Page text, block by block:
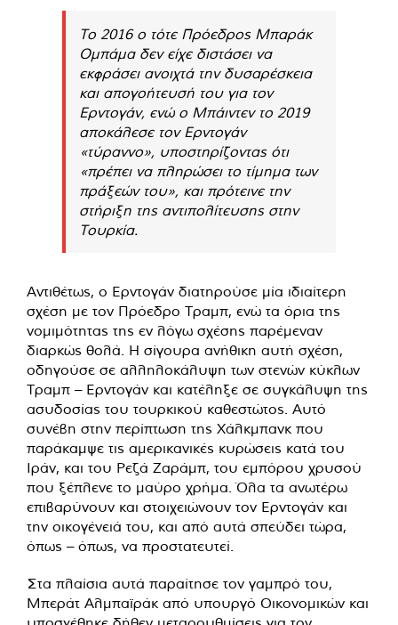
Το 2016 ο τότε Πρόεδρος Μπαράκ
Ομπάμα δεν είχε διστάσει να
εκφράσει ανοιχτά την δυσαρέσκεια
και απογοήτευσή του για τον
Ερντογάν, ενώ ο Μπάιντεν το 2019
αποκάλεσε τον Ερντογάν
«τύραννο», υποστηρίζοντας ότι
«πρέπει να πληρώσει το τίμημα των
πράξεών του», και πρότεινε την
στήριξη της αντιπολίτευσης στην
Τουρκία.
Αντιθέτως, ο Ερντογάν διατηρούσε μία ιδιαίτερη
σχέση με τον Πρόεδρο Τραμπ, ενώ τα όρια της
νομιμότητας της εν λόγω σχέσης παρέμεναν
διαρκώς θολά. Η σίγουρα ανήθικη αυτή σχέση,
οδηγούσε σε αλληλοκάλυψη των στενών κύκλων
Τραμπ – Ερντογάν και κατέληξε σε συγκάλυψη της
ασυδοσίας του τουρκικού καθεστώτος. Αυτό
συνέβη στην περίπτωση της Χάλκμπανκ που
παράκαμψε τις αμερικανικές κυρώσεις κατά του
Ιράν, και του Ρεζά Ζαράμπ, του εμπόρου χρυσού
που ξέπλενε το μαύρο χρήμα. Όλα τα ανωτέρω
επιβαρύνουν και στοιχειώνουν τον Ερντογάν και
την οικογένειά του, και από αυτά σπεύδει τώρα,
όπως – όπως, να προστατευτεί.
Στα πλαίσια αυτά παραίτησε τον γαμπρό του,
Μπεράτ Αλμπαϊράκ από υπουργό Οικονομικών και